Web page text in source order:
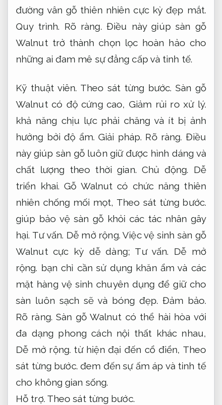
đường vân gỗ thiên nhiên cực kỳ đẹp mắt.
Quy trình. Rõ ràng. Điều này giúp sàn gỗ
Walnut trở thành chọn lọc hoàn hảo cho
những ai đam mê sự đẳng cấp và tinh tế.
Kỹ thuật viên. Theo sát từng bước. Sàn gỗ
Walnut có độ cứng cao, Giảm rủi ro xử lý.
khả năng chịu lực phải chăng và ít bị ảnh
hưởng bởi độ ẩm.Giải pháp. Rõ ràng. Điều
này giúp sàn gỗ luôn giữ được hình dáng và
chất lượng theo thời gian.Chủ động. Dễ
triển khai. Gỗ Walnut có chức năng thiên
nhiên chống mối mọt, Theo sát từng bước.
giúp bảo vệ sàn gỗ khỏi các tác nhân gây
hại. Tư vấn. Dễ mở rộng. Việc vệ sinh sàn gỗ
Walnut cực kỳ dễ dàng; Tư vấn. Dễ mở
rộng. bạn chỉ cần sử dụng khăn ẩm và các
mặt hàng vệ sinh chuyên dụng để giữ cho
sàn luôn sạch sẽ và bóng đẹp. Đảm bảo.
Rõ ràng. Sàn gỗ Walnut có thể hài hòa với
đa dạng phong cách nội thất khác nhau,
Dễ mở rộng. từ hiện đại đến cổ điển, Theo
sát từng bước. đem đến sự ấm áp và tinh tế
cho không gian sống.
Hỗ trợ. Theo sát từng bước.